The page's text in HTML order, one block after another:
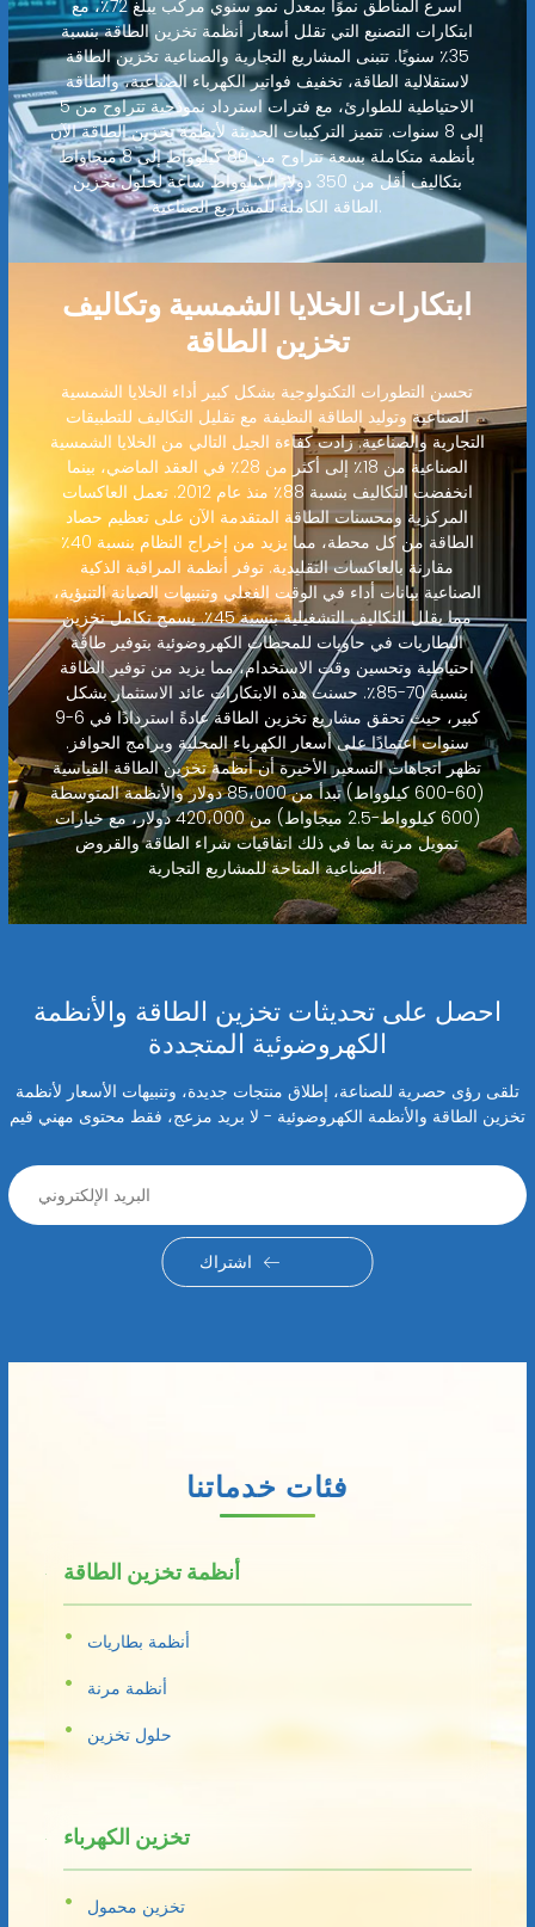
أسرع المناطق نموًا بمعدل نمو سنوي مركب يبلغ 72٪، مع
ابتكارات التصنيع التي تقلل أسعار أنظمة تخزين الطاقة بنسبة
35٪ سنويًا. تتبنى المشاريع التجارية والصناعية تخزين الطاقة
لاستقلالية الطاقة، تخفيف فواتير الكهرباء الصناعية، والطاقة
الاحتياطية للطوارئ، مع فترات استرداد نموذجية تتراوح من 5
إلى 8 سنوات. تتميز التركيبات الحديثة لأنظمة تخزين الطاقة الآن
بأنظمة متكاملة بسعة تتراوح من 80 كيلوواط إلى 8 ميجاواط
بتكاليف أقل من 350 دولارًا/كيلوواط ساعة لحلول تخزين
الطاقة الكاملة للمشاريع الصناعية.
ابتكارات الخلايا الشمسية وتكاليف
تخزين الطاقة
تحسن التطورات التكنولوجية بشكل كبير أداء الخلايا الشمسية
الصناعية وتوليد الطاقة النظيفة مع تقليل التكاليف للتطبيقات
التجارية والصناعية. زادت كفاءة الجيل التالي من الخلايا الشمسية
الصناعية من 18٪ إلى أكثر من 28٪ في العقد الماضي، بينما
انخفضت التكاليف بنسبة 88٪ منذ عام 2012. تعمل العاكسات
المركزية ومحسنات الطاقة المتقدمة الآن على تعظيم حصاد
الطاقة من كل محطة، مما يزيد من إخراج النظام بنسبة 40٪
مقارنة بالعاكسات التقليدية. توفر أنظمة المراقبة الذكية
الصناعية بيانات أداء في الوقت الفعلي وتنبيهات الصيانة التنبؤية،
مما يقلل التكاليف التشغيلية بنسبة 45٪. يسمح تكامل تخزين
البطاريات في حاويات للمحطات الكهروضوئية بتوفير طاقة
احتياطية وتحسين وقت الاستخدام، مما يزيد من توفير الطاقة
بنسبة 70-85٪. حسنت هذه الابتكارات عائد الاستثمار بشكل
كبير، حيث تحقق مشاريع تخزين الطاقة عادةً استردادًا في 6-9
سنوات اعتمادًا على أسعار الكهرباء المحلية وبرامج الحوافز.
تظهر اتجاهات التسعير الأخيرة أن أنظمة تخزين الطاقة القياسية
(60-600 كيلوواط) تبدأ من 85،000 دولار والأنظمة المتوسطة
(600 كيلوواط-2.5 ميجاواط) من 420،000 دولار، مع خيارات
تمويل مرنة بما في ذلك اتفاقيات شراء الطاقة والقروض
الصناعية المتاحة للمشاريع التجارية.
احصل على تحديثات تخزين الطاقة والأنظمة
الكهروضوئية المتجددة
تلقى رؤى حصرية للصناعة، إطلاق منتجات جديدة، وتنبيهات الأسعار لأنظمة
تخزين الطاقة والأنظمة الكهروضوئية - لا بريد مزعج، فقط محتوى مهني قيم
اشتراك
فئات خدماتنا
أنظمة تخزين الطاقة
أنظمة بطاريات
أنظمة مرنة
حلول تخزين
تخزين الكهرباء
تخزين محمول